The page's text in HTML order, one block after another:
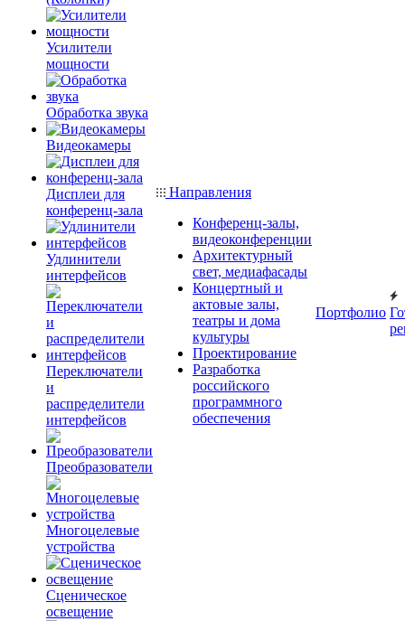
Усилители
мощности
Обработка звука
Видеокамеры
Дисплеи для
конференц-зала
Удлинители
интерфейсов
Переключатели
и
распределители
интерфейсов
Преобразователи
Многоцелевые
устройства
Сценическое
освещение
Направления
Конференц-залы,
видеоконференции
Архитектурный
свет, медиафасады
Концертный и
актовые залы,
театры и дома
культуры
Проектирование
Разработка
российского
программного
обеспечения
Портфолио